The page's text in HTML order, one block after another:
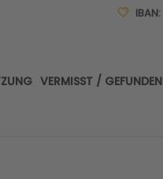
IBAN:
VERMISST / GEFUNDEN